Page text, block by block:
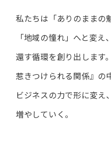
私たちは​「ありの​ままの​
「地域の​憧れ」へと​変え、
還す循環を​創り出します。
惹きつけられる​関係』の​
ビジネスの​力で​形に​変え、
増やしていく。